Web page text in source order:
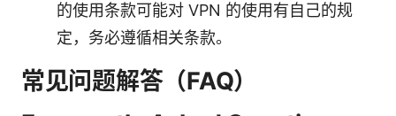
的使用条款可能对 VPN 的使用有自己的规
定，务必遵循相关条款。
常见问题解答（FAQ）